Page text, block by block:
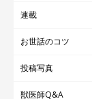
連載
お世話のコツ
投稿写真
獣医師Q&A